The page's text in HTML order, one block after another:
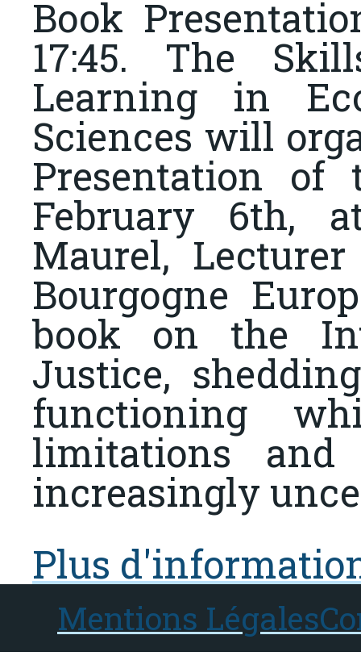
Book
17:45. The
Learning in
Sciences will
Presentation of
February 6th,
Maurel,
Bourgogne
book on the
Justice,
functioning
limitations
increasingly
Plus
Mentions Légales